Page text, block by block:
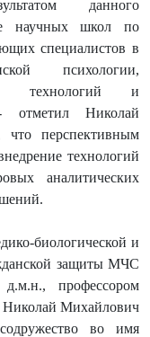
данного
научных школ по
специалистов в
психологии,
технологий и
- отметил Николай
перспективным
технологий
аналитических
биологической и
защиты МЧС
профессором
Михайлович
во имя